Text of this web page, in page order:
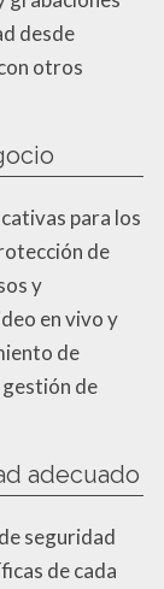
desde
otros
para los
de
y
en vivo y
de
de
adecuado
seguridad
de cada